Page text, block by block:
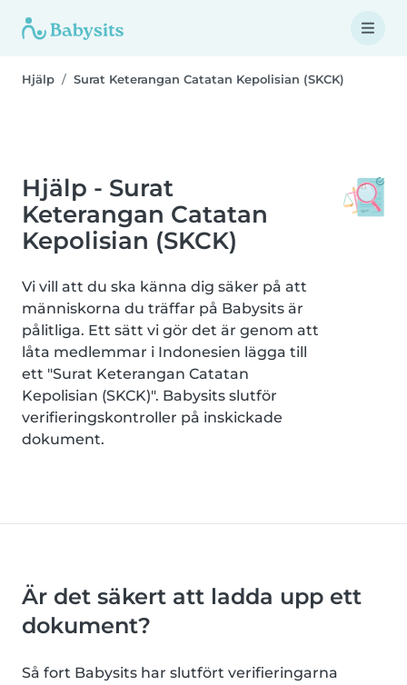
Hjälp Surat Keterangan Catatan Kepolisian (SKCK)
Hjälp - Surat
Keterangan Catatan
Kepolisian (SKCK)
Vi vill att du ska känna dig säker på att
människorna du träffar på Babysits är
pålitliga. Ett sätt vi gör det är genom att
låta medlemmar i Indonesien lägga till
ett "Surat Keterangan Catatan
Kepolisian (SKCK)". Babysits slutför
verifieringskontroller på inskickade
dokument.
Är det säkert att ladda upp ett
dokument?
Så fort Babysits har slutfört verifieringarna